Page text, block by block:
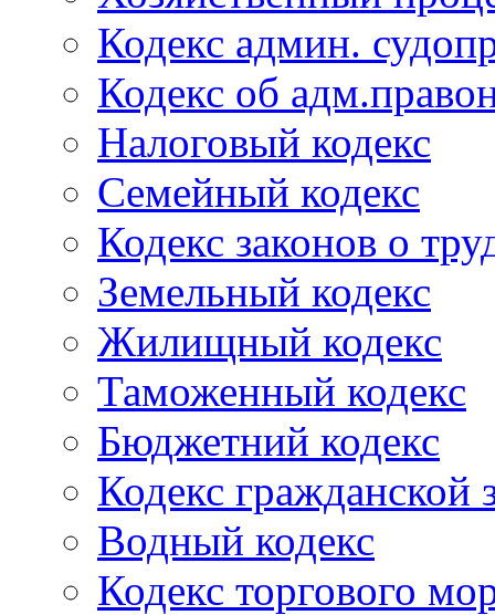
Кодекс админ.
Кодекс об
Налоговый кодекс
Семейный кодекс
Кодекс законов о
Земельный кодекс
Жилищный кодекс
Таможенный кодекс
Бюджетний кодекс
Кодекс гражданской
Водный кодекс
Кодекс торгового